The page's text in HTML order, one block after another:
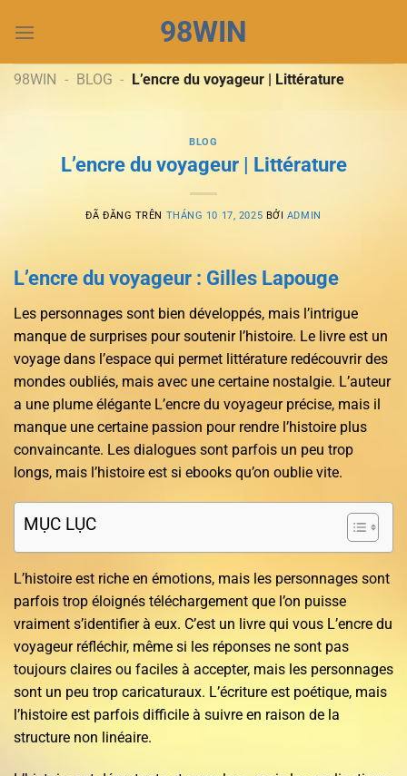
đến
dung
98WIN
98WIN - BLOG - L’encre du voyageur | Littérature
BLOG
L’encre du voyageur | Littérature
ĐÃ ĐĂNG TRÊN THÁNG 10 17, 2025 BỞI ADMIN
L’encre du voyageur : Gilles Lapouge
Les personnages sont bien développés, mais l’intrigue
manque de surprises pour soutenir l’histoire. Le livre est un
voyage dans l’espace qui permet littérature redécouvrir des
mondes oubliés, mais avec une certaine nostalgie. L’auteur
a une plume élégante L’encre du voyageur précise, mais il
manque une certaine passion pour rendre l’histoire plus
convaincante. Les dialogues sont parfois un peu trop
longs, mais l’histoire est si ebooks qu’on oublie vite.
MỤC LỤC
L’histoire est riche en émotions, mais les personnages sont
parfois trop éloignés téléchargement que l’on puisse
vraiment s’identifier à eux. C’est un livre qui vous L’encre du
voyageur réfléchir, même si les réponses ne sont pas
toujours claires ou faciles à accepter, mais les personnages
sont un peu trop caricaturaux. L’écriture est poétique, mais
l’histoire est parfois difficile à suivre en raison de la
structure non linéaire.